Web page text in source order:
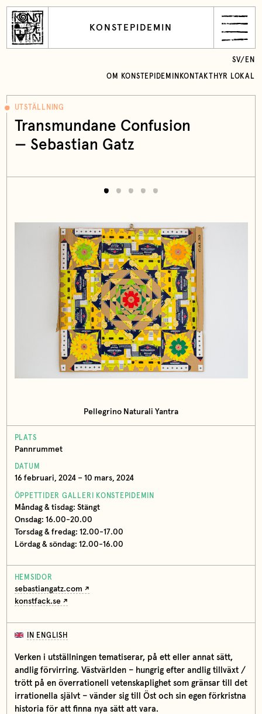
KONSTEPIDEMIN
OM KONSTEPIDEMIN KONTAKT HYR LOKAL
SV/ EN
UTSTÄLLNING
Transmundane Confusion
— Sebastian Gatz
Pellegrino Naturali Yantra
PLATS
Pannrummet
DATUM
16 februari, 2024 – 10 mars, 2024
ÖPPETTIDER GALLERI KONSTEPIDEMIN
Måndag & tisdag: Stängt
Onsdag: 16.00-20.00
Torsdag & fredag: 12.00-17.00
Lördag & söndag: 12.00-16.00
HEMSIDOR
sebastiangatz.com
konstfack.se
IN ENGLISH
Verken i utställningen tematiserar, på ett eller annat sätt,
andlig förvirring. Västvärlden – hungrig efter andlig tillväxt /
trött på en överrationell vetenskaplighet som gränsar till det
irrationella självt – vänder sig till Öst och sin egen förkristna
historia för att finna nya sätt att vara.